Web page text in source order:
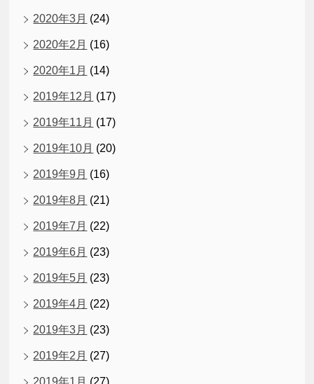
2020年3月 (24)
2020年2月 (16)
2020年1月 (14)
2019年12月 (17)
2019年11月 (17)
2019年10月 (20)
2019年9月 (16)
2019年8月 (21)
2019年7月 (22)
2019年6月 (23)
2019年5月 (23)
2019年4月 (22)
2019年3月 (23)
2019年2月 (27)